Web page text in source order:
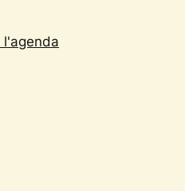
l'agenda